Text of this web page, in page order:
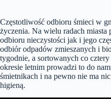
Częstotliwość odbioru śmieci w
życzenia. Na wielu radach miasta
odbioru nieczystości jak i jego
odbiór odpadów zmieszanych i
tygodnie, a sortowanych co
okresie letnim prowadzi to do
śmietnikach i na pewno nie ma
higieną.